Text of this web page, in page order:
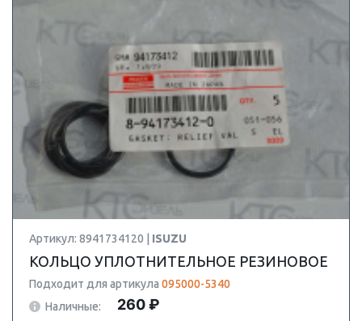
Артикул: 8941734120 | ISUZU
КОЛЬЦО УПЛОТНИТЕЛЬНОЕ РЕЗИНОВОЕ
Подходит для артикула 095000-5340
Наличные:
260 ₽